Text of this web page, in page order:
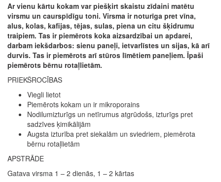
Ar vienu kārtu kokam var piešķirt skaistu zīdaini matētu
virsmu un caurspīdīgu toni. Virsma ir noturīga pret vīna,
alus, kolas, kafijas, tējas, sulas, piena un citu šķidrumu
traipiem. Tas ir piemērots koka aizsardzībai un apdarei,
darbam iekšdarbos: sienu paneļi, ietvarlīstes un sijas, kā arī
durvis. Tas ir piemērots arī stūros līmētiem paneļiem. Īpaši
piemērots bērnu rotaļlietām.
PRIEKŠROCĪBAS
Viegli lietot
Piemērots kokam un ir mikroporains
Nodilumizturīgs un netīrumus atgrūdošs, izturīgs pret
sadzīves ķimikālijām
Augsta izturība pret siekalām un sviedriem, piemērota
bērnu rotaļlietām
APSTRĀDE
Gatava virsma 1 – 2 dienās, 1 – 2 kārtas